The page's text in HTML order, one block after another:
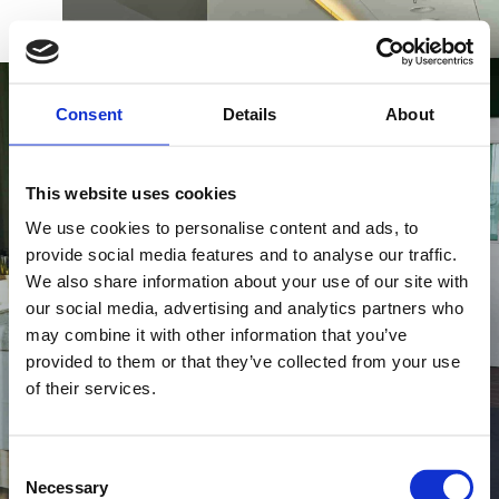
Consent Details About
This website uses cookies
We use cookies to personalise content and ads, to
provide social media features and to analyse our traffic.
We also share information about your use of our site with
our social media, advertising and analytics partners who
may combine it with other information that you’ve
provided to them or that they’ve collected from your use
of their services.
Selection
Necessary
BOOK DK EN DE
WELLNESS & BEHANDLINGER
Få dit eget personlige rum, som kan nydes i stilhed
alene, eller med én du holder af. Her er der plads til
at du kan koble af og finde ro i harmoni med den
smukke udsigt ud over Alssund. Vores spa-suiter
er udstyret med privat dampbad og sauna, så du
får mest muligt ud af din behandling.